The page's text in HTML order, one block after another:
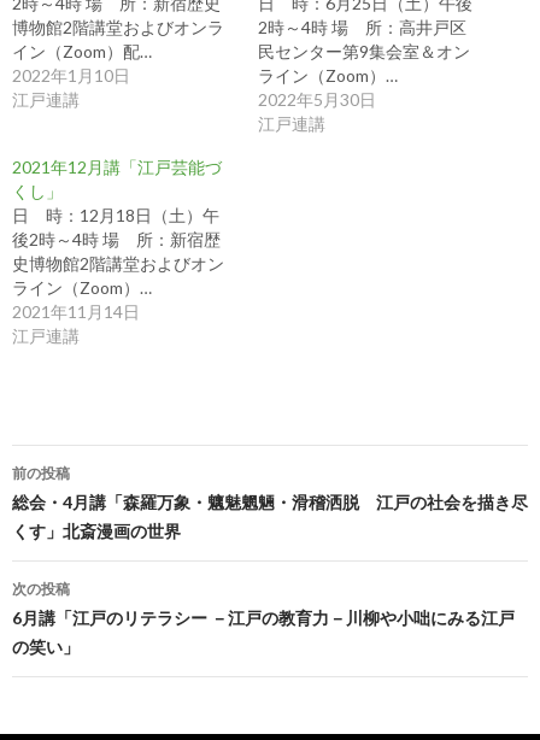
博物館2階講堂およびオンラ
イン（Zoom）配…
2022年1月10日
江戸連講
2時～4時 場 所：高井戸区
民センター第9集会室＆オン
ライン（Zoom）…
2022年5月30日
江戸連講
2021年12月講「江戸芸能づ
くし」
日 時：12月18日（土）午
後2時～4時 場 所：新宿歴
史博物館2階講堂およびオン
ライン（Zoom）…
2021年11月14日
江戸連講
投
稿
ナ
ビ
ゲ
ー
前の投稿
総会・4月講「森羅万象・魑魅魍魎・滑稽洒脱 江戸の社会を描き尽
くす」北斎漫画の世界
次の投稿
6月講「江戸のリテラシー －江戸の教育力－川柳や小咄にみる江戸
の笑い」